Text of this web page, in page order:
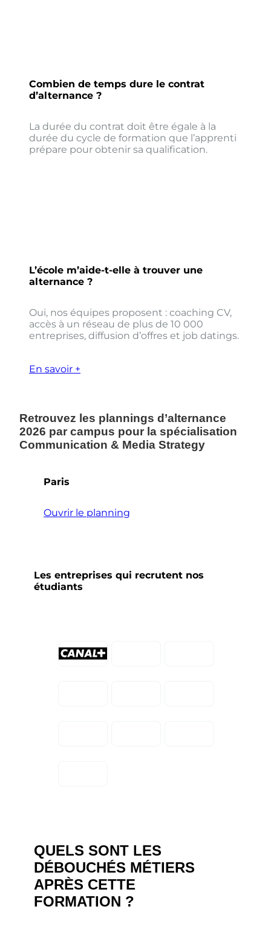
Combien de temps dure le contrat
d’alternance ?
La durée du contrat doit être égale à la
durée du cycle de formation que l’apprenti
prépare pour obtenir sa qualification.
L’école m’aide-t-elle à trouver une
alternance ?
Oui, nos équipes proposent : coaching CV,
accès à un réseau de plus de 10 000
entreprises, diffusion d’offres et job datings.
En savoir +
Retrouvez les plannings d’alternance
2026 par campus pour la spécialisation
Communication & Media Strategy
Paris
Ouvrir le planning
Les entreprises qui recrutent nos
étudiants
QUELS SONT LES
DÉBOUCHÉS MÉTIERS
APRÈS CETTE
FORMATION ?